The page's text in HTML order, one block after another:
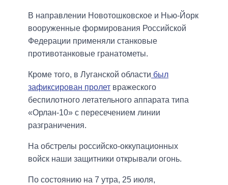
В направлении Новотошковское и Нью-Йорк
вооруженные формирования Российской
Федерации применяли станковые
противотанковые гранатометы.
Кроме того, в Луганской области был
зафиксирован пролет вражеского
беспилотного летательного аппарата типа
«Орлан-10» с пересечением линии
разграничения.
На обстрелы российско-оккупационных
войск наши защитники открывали огонь.
По состоянию на 7 утра, 25 июля,